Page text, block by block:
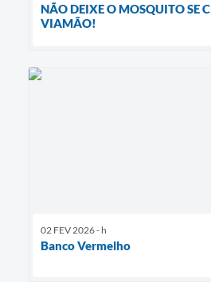
NÃO DEIXE O MOSQUITO SE
VIAMÃO!
02 FEV 2026 - h
Banco Vermelho